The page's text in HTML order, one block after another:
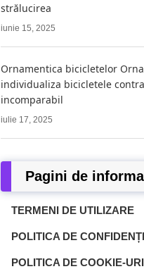
strălucirea
iunie 15, 2025
Ornamentica bicicletelor
individualiza bicicletele
incomparabil
iulie 17, 2025
Pagini de
TERMENI DE UTILIZARE
POLITICA DE
POLITICA DE COOKIE-URI